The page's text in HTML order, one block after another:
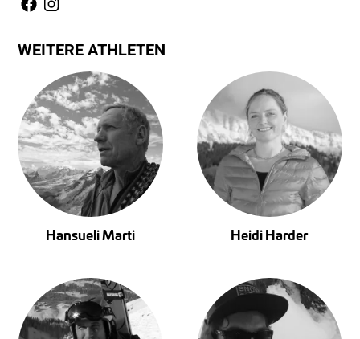
WEITERE ATHLETEN
Hansueli Marti Heidi Harder